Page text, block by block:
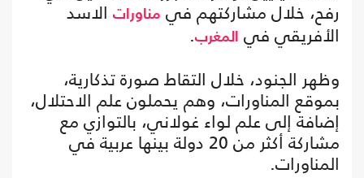
رفح، خلال مشاركتهم في مناورات الاسد
الأفريقي في
المغرب.
وظهر الجنود، خلال التقاط صورة تذكارية،
بموقع المناورات، وهم يحملون علم الاحتلال،
إضافة إلى علم لواء غولاني، بالتوازي مع
مشاركة أكثر من 20 دولة بينها عربية في
المناورات.